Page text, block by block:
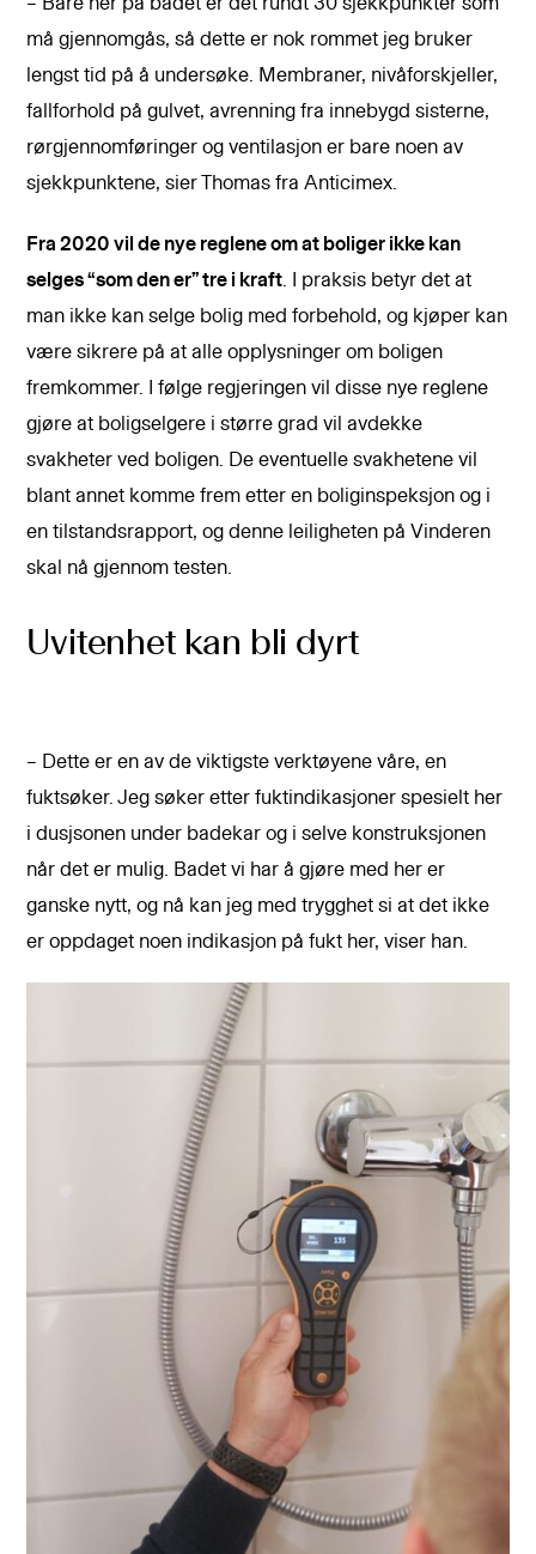
må gjennomgås, så dette er nok rommet jeg bruker
lengst tid på å undersøke. Membraner, nivåforskjeller,
fallforhold på gulvet, avrenning fra innebygd sisterne,
rørgjennomføringer og ventilasjon er bare noen av
sjekkpunktene, sier Thomas fra Anticimex.
Fra 2020 vil de nye reglene om at boliger ikke kan
selges “som den er” tre i kraft . I praksis betyr det at
man ikke kan selge bolig med forbehold, og kjøper kan
være sikrere på at alle opplysninger om boligen
fremkommer. I følge regjeringen vil disse nye reglene
gjøre at boligselgere i større grad vil avdekke
svakheter ved boligen. De eventuelle svakhetene vil
blant annet komme frem etter en boliginspeksjon og i
en tilstandsrapport, og denne leiligheten på Vinderen
skal nå gjennom testen.
Uvitenhet kan bli dyrt
– Dette er en av de viktigste verktøyene våre, en
fuktsøker. Jeg søker etter fuktindikasjoner spesielt her
i dusjsonen under badekar og i selve konstruksjonen
når det er mulig. Badet vi har å gjøre med her er
ganske nytt, og nå kan jeg med trygghet si at det ikke
er oppdaget noen indikasjon på fukt her, viser han.